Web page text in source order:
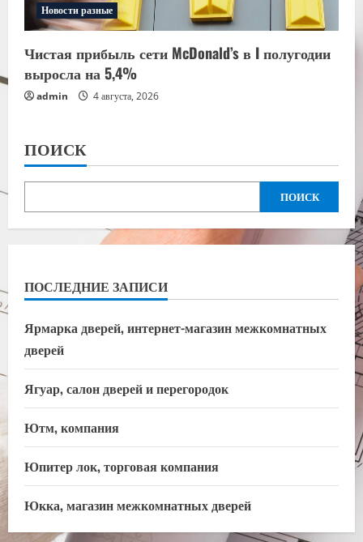
Новости разные
Чистая прибыль сети McDonald’s в I полугодии
выросла на 5,4%
admin 4 августа, 2026
ПОИСК
ПОИСК
ПОСЛЕДНИЕ ЗАПИСИ
Ярмарка дверей, интернет-магазин межкомнатных
дверей
Ягуар, салон дверей и перегородок
Ютм, компания
Юпитер лок, торговая компания
Юкка, магазин межкомнатных дверей